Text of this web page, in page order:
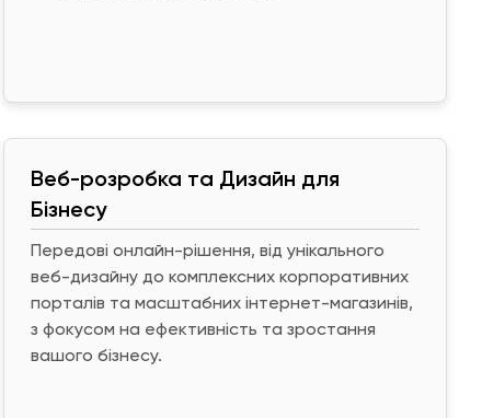
Веб-розробка та Дизайн для
Бізнесу
Передові онлайн-рішення, від унікального
веб-дизайну до комплексних корпоративних
порталів та масштабних інтернет-магазинів,
з фокусом на ефективність та зростання
вашого бізнесу.